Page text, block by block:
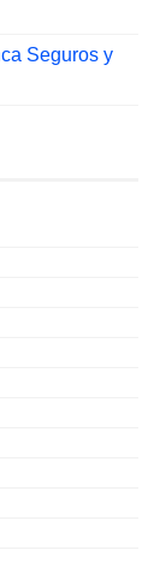
Seguros y